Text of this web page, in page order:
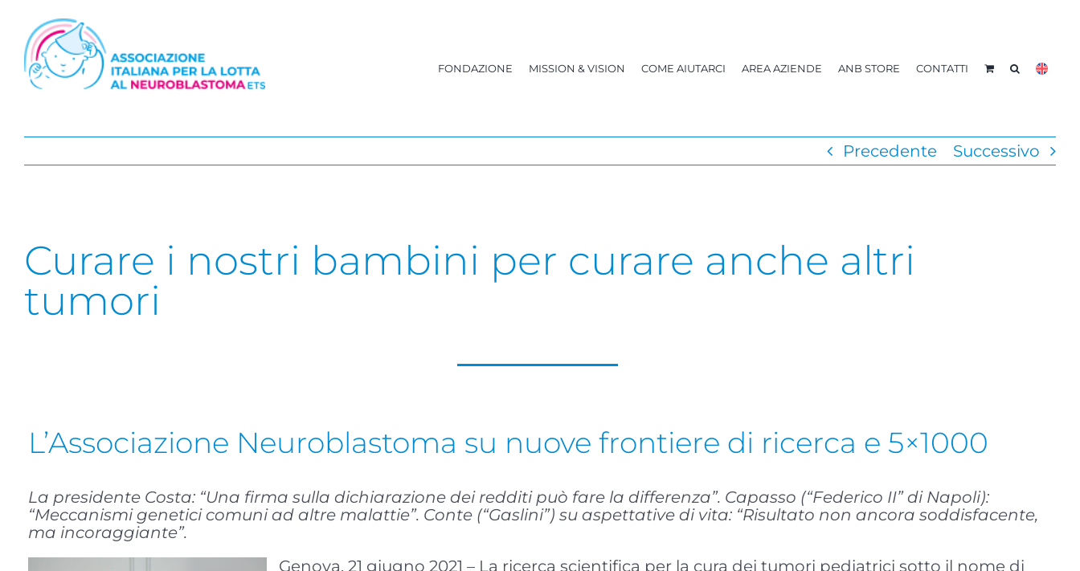
contenuto
FONDAZIONE MISSION & VISION COME AIUTARCI AREA AZIENDE ANB STORE CONTATTI
Precedente Successivo
Curare i nostri bambini per curare anche altri
tumori
L’Associazione Neuroblastoma su nuove frontiere di ricerca e 5×1000
La presidente Costa: “Una firma sulla dichiarazione dei redditi può fare la differenza”. Capasso (“Federico II” di Napoli):
“Meccanismi genetici comuni ad altre malattie”. Conte (“Gaslini”) su aspettative di vita: “Risultato non ancora soddisfacente,
ma incoraggiante”.
Genova, 21 giugno 2021 – La ricerca scientifica per la cura dei tumori pediatrici sotto il nome di